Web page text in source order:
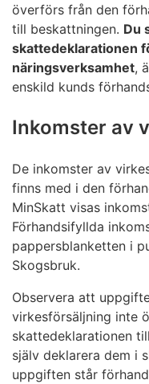
överförs från den
till beskattningen. Du
skattedeklarationen
näringsverksamhet,
enskild kunds
Inkomster av
De inkomster av
finns med i den
MinSkatt visas
Förhandsifyllda
pappersblanketten i
Skogsbruk.
Observera att
virkesförsäljning inte
skattedeklarationen
själv deklarera dem i
uppgiften står